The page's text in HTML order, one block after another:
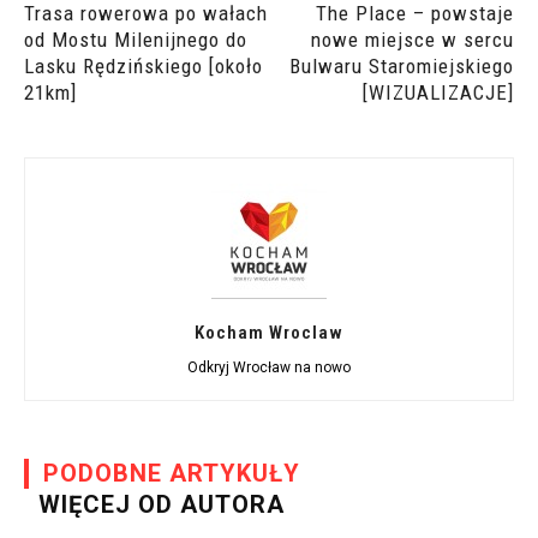
Trasa rowerowa po wałach
od Mostu Milenijnego do
Lasku Rędzińskiego [około
21km]
The Place – powstaje
nowe miejsce w sercu
Bulwaru Staromiejskiego
[WIZUALIZACJE]
Kocham Wroclaw
Odkryj Wrocław na nowo
PODOBNE ARTYKUŁY
WIĘCEJ OD AUTORA